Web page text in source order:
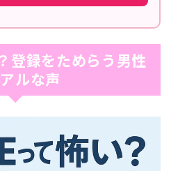
登録をためらう男性
ルな声